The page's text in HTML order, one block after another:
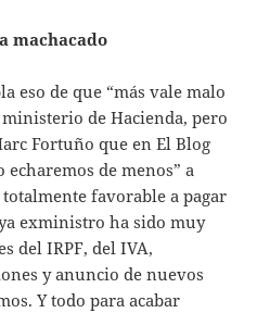
machacado
eso de que “más vale malo
de Hacienda, pero
Fortuño que en El Blog
de menos” a
favorable a pagar
exministro ha sido muy
del IRPF, del IVA,
y anuncio de nuevos
Y todo para acabar